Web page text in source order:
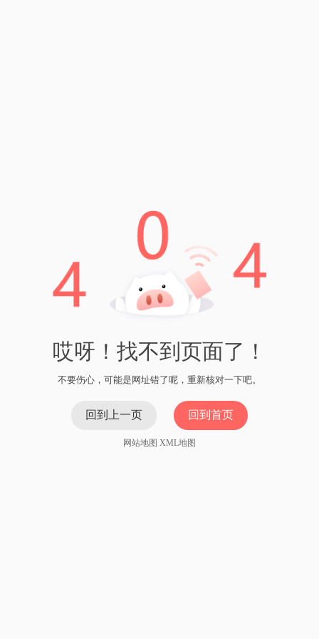
哎呀！找不到页面了！
不要伤心，可能是网址错了呢，重新核对一下吧。
回到上一页 回到首页
网站地图 XML地图